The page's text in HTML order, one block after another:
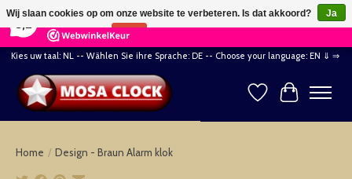
164 Reviews ×
Kies uw taal: NL -- Wählen Sie ihre Sprache: DE -- Choose your language: EN ⇓ ⇒
Verlanglijst
Home / Design - Braun Alarm klok
Wij slaan cookies op om onze website te verbeteren. Is dat akkoord?
Ja
Nee